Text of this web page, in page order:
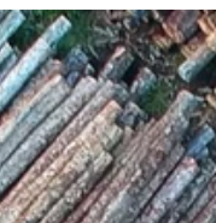
Tjänster
Priser &